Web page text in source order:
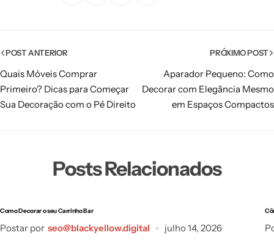
POST ANTERIOR
Quais Móveis Comprar
Primeiro? Dicas para Começar
Sua Decoração com o Pé Direito
PRÓXIMO POST
Aparador Pequeno: Como
Decorar com Elegância Mesmo
em Espaços Compactos
Posts Relacionados
Como Decorar o seu Carrinho Bar
Postar por seo@blackyellow.digital julho 14, 2026